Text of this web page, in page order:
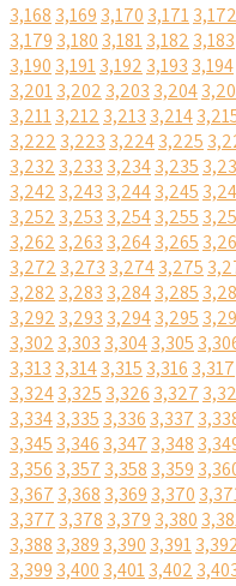
3,168 3,169 3,170 3,1713,172
3,179 3,180 3,1813,182 3,183
3,190 3,1913,192 3,193 3,194
3,2013,202 3,203 3,204
3,2113,212 3,213 3,214
3,222 3,223 3,2243,225
3,232 3,233 3,2343,235
3,242 3,243 3,2443,245
3,252 3,253 3,2543,255
3,262 3,263 3,2643,265
3,272 3,273 3,2743,275
3,282 3,283 3,2843,285
3,292 3,293 3,2943,295
3,302 3,303 3,3043,305
3,313 3,3143,315 3,316 3,317
3,3243,325 3,326 3,327
3,3343,335 3,336 3,337
3,345 3,346 3,347 3,348
3,356 3,357 3,358 3,359
3,367 3,368 3,369 3,370
3,377 3,378 3,379 3,380
3,388 3,389 3,390 3,391
3,399 3,400 3,4013,402